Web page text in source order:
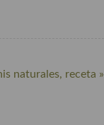
naturales, receta »